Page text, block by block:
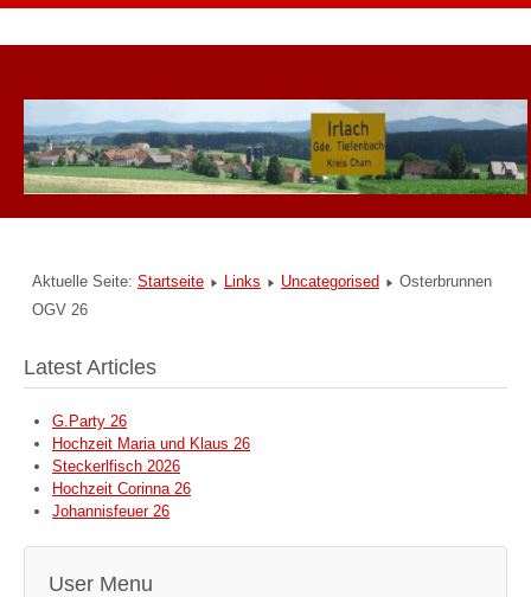
Aktuelle Seite: Startseite Links Uncategorised
Osterbrunnen
OGV 26
Latest Articles
G.Party 26
Hochzeit Maria und Klaus 26
Steckerlfisch 2026
Hochzeit Corinna 26
Johannisfeuer 26
User Menu